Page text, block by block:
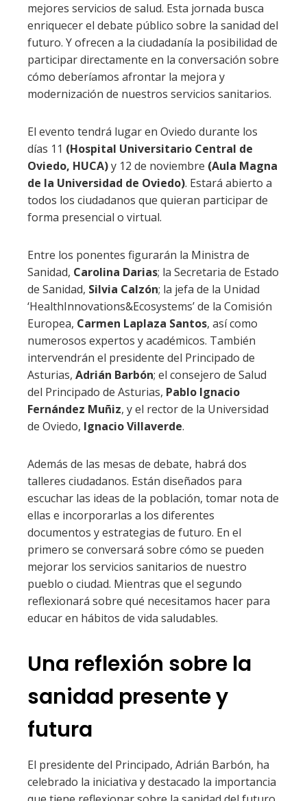
mejores servicios de salud. Esta jornada busca
enriquecer el debate público sobre la sanidad del
futuro. Y ofrecen a la ciudadanía la posibilidad de
participar directamente en la conversación sobre
cómo deberíamos afrontar la mejora y
modernización de nuestros servicios sanitarios.
El evento tendrá lugar en Oviedo durante los
días 11 (Hospital Universitario Central de
Oviedo, HUCA)y 12 de noviembre (Aula Magna
de la Universidad de Oviedo). Estará abierto a
todos los ciudadanos que quieran participar de
forma presencial o virtual.
Entre los ponentes figurarán la Ministra de
Sanidad, Carolina Darias; la Secretaria de Estado
de Sanidad, Silvia Calzón; la jefa de la Unidad
‘HealthInnovations&Ecosystems’ de la Comisión
Europea, Carmen Laplaza Santos, así como
numerosos expertos y académicos. También
intervendrán el presidente del Principado de
Asturias, Adrián Barbón; el consejero de Salud
del Principado de Asturias, Pablo Ignacio
Fernández Muñiz, y el rector de la Universidad
de Oviedo, Ignacio Villaverde.
Además de las mesas de debate, habrá dos
talleres ciudadanos. Están diseñados para
escuchar las ideas de la población, tomar nota de
ellas e incorporarlas a los diferentes
documentos y estrategias de futuro. En el
primero se conversará sobre cómo se pueden
mejorar los servicios sanitarios de nuestro
pueblo o ciudad. Mientras que el segundo
reflexionará sobre qué necesitamos hacer para
educar en hábitos de vida saludables.
Una reflexión sobre la
sanidad presente y
futura
El presidente del Principado, Adrián Barbón, ha
celebrado la iniciativa y destacado la importancia